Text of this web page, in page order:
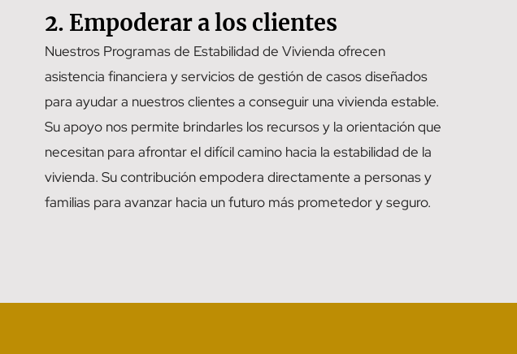
2. Empoderar a los clientes
Nuestros Programas de Estabilidad de Vivienda ofrecen
asistencia financiera y servicios de gestión de casos diseñados
para ayudar a nuestros clientes a conseguir una vivienda estable.
Su apoyo nos permite brindarles los recursos y la orientación que
necesitan para afrontar el difícil camino hacia la estabilidad de la
vivienda. Su contribución empodera directamente a personas y
familias para avanzar hacia un futuro más prometedor y seguro.